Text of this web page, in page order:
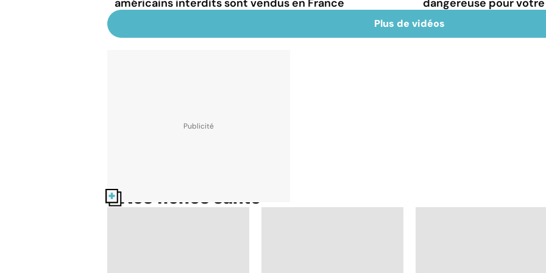
américains interdits sont vendus en France
dangereuse pour
Plus de vidéos
Nos fiches santé